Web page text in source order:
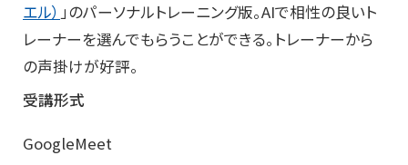
エル） 」のパーソナルトレーニング版。AIで相性の良いト
レーナーを選んでもらうことができる。トレーナーから
の声掛けが好評。
受講形式
GoogleMeet